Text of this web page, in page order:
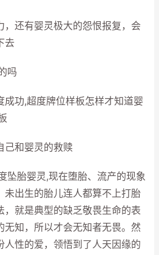
还有婴灵极大的怨恨报复，会
去
吗
功,超度牌位样板怎样才知道婴
和婴灵的救赎
胎婴灵,现在堕胎、流产的现象
未出生的胎儿连人都算不上打胎
，就是典型的缺乏敬畏生命的表
无知，所以才会无知者无畏。然
人性的爱，领悟到了人天因缘的